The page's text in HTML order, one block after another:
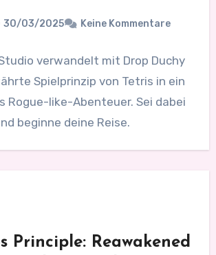
30/03/2025 Keine Kommentare
verwandelt mit Drop Duchy
Spielprinzip von Tetris in ein
Rogue-like-Abenteuer. Sei dabei
beginne deine Reise.
Principle: Reawakened